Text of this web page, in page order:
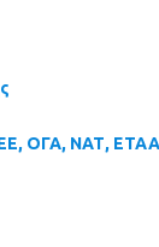
ΟΓΑ, ΝΑΤ,